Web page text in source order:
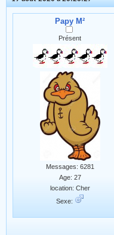
Papy M²
Présent
Messages: 6281
Age: 27
location: Cher
Sexe: